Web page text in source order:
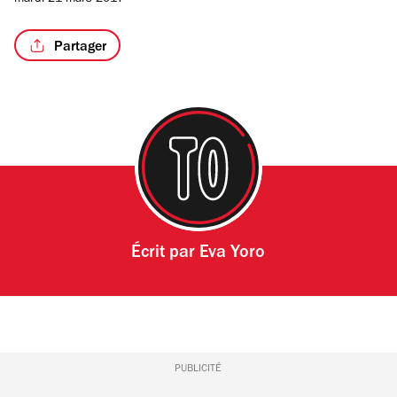
Partager
Écrit par Eva Yoro
PUBLICITÉ